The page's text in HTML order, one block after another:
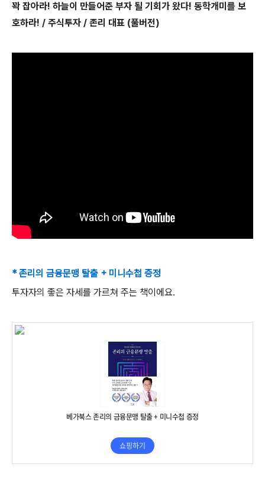
꽉 잡아라! 하늘이 만들어준 부자 될 기회가 왔다! 동학개미를 보
호하라! / 주식투자 / 존리 대표 (풀버전)
* 존리의 금융문맹 탈출 + 미니수첩 증정
투자자의 좋은 자세를 가르쳐 주는 책이에요.